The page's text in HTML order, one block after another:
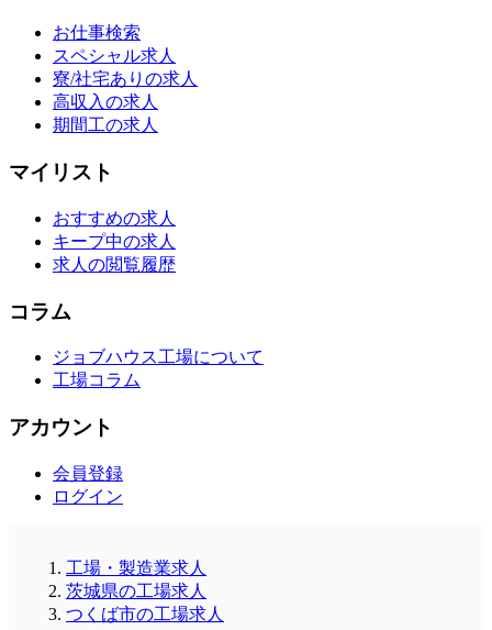
お仕事検索
スペシャル求人
寮/社宅ありの求人
高収入の求人
期間工の求人
マイリスト
おすすめの求人
キープ中の求人
求人の閲覧履歴
コラム
ジョブハウス工場について
工場コラム
アカウント
会員登録
ログイン
工場・製造業求人
茨城県の工場求人
つくば市の工場求人